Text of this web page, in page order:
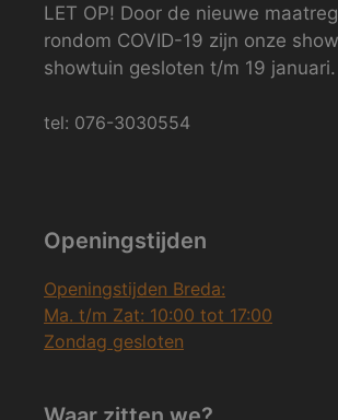
LET OP! Door de nieuwe
rondom COVID-19 zijn onze
showtuin gesloten t/m 19 januari.
tel: 076-3030554
Openingstijden
Openingstijden Breda:
Ma. t/m Zat: 10:00 tot 17:00
Zondag gesloten